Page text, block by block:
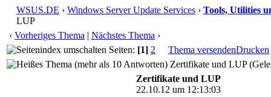
WSUS.DE › Windows Server Update Services › Tools, Utilities
LUP
‹ Vorheriges Thema | Nächstes Thema ›
Seiten: [1] 2 Thema versendenDrucken
Zertifikate und LUP
Zertifikate und LUP
22.10.12 um 12:13:03